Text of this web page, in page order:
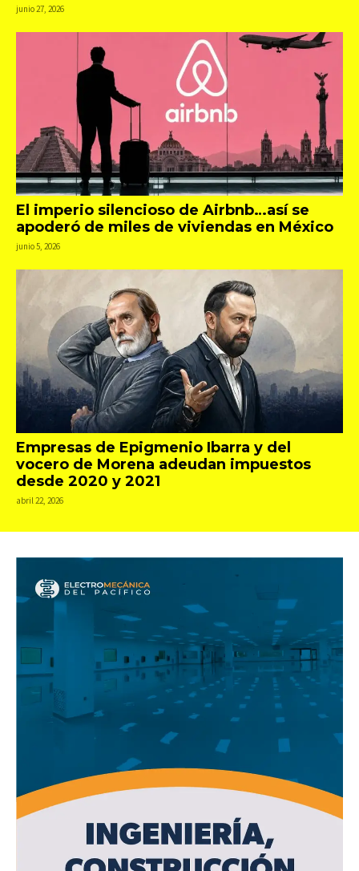
junio 27, 2026
El imperio silencioso de Airbnb…así se
apoderó de miles de viviendas en México
junio 5, 2026
Empresas de Epigmenio Ibarra y del
vocero de Morena adeudan impuestos
desde 2020 y 2021
abril 22, 2026